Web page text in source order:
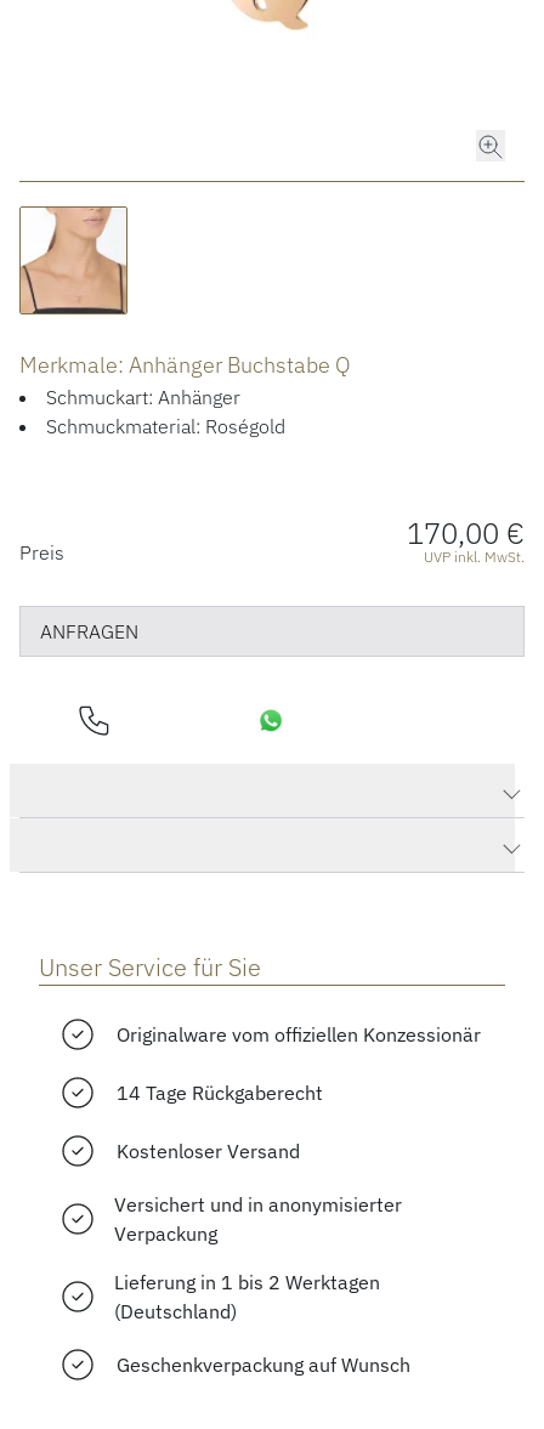
HOCHZEIT
ACCESSOIRES
Merkmale: Anhänger Buchstabe Q
Schmuckart: Anhänger
Schmuckmaterial: Roségold
PREISINFORMATIONEN
Preis 170,00 €
UVP inkl. MwSt.
ANFRAGEN
Unser Service für Sie
Originalware vom offiziellen Konzessionär
14 Tage Rückgaberecht
Kostenloser Versand
Versichert und in anonymisierter
Verpackung
Lieferung in 1 bis 2 Werktagen
(Deutschland)
Geschenkverpackung auf Wunsch